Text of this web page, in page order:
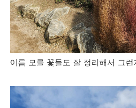
이름 모를 꽃들도 잘 정리해서 그